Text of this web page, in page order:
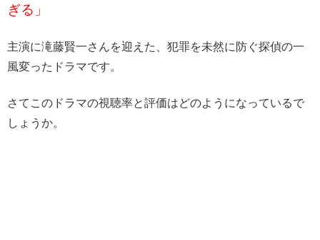
ぎる」
主演に滝藤賢一さんを迎えた、犯罪を未然に防ぐ探偵の一
風変ったドラマです。
さてこのドラマの視聴率と評価はどのようになっているで
しょうか。